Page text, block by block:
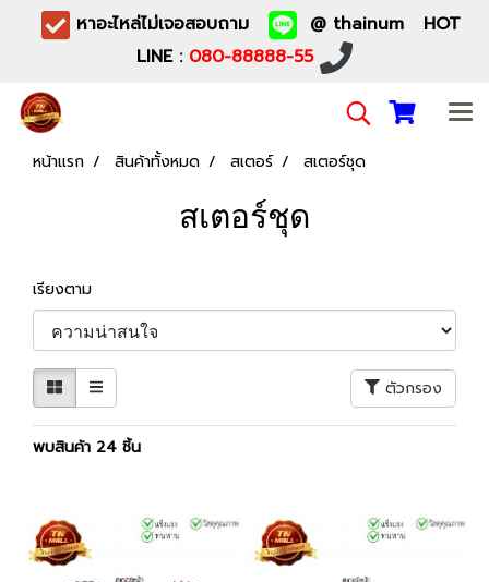
หาอะไหล่ไม่เจอสอบถาม
@ thainum HOT
LINE : 080-88888-55
หน้าแรก สินค้าทั้งหมด สเตอร์ สเตอร์ชุด
สเตอร์ชุด
เรียงตาม
ตัวกรอง
พบสินค้า 24 ชิ้น